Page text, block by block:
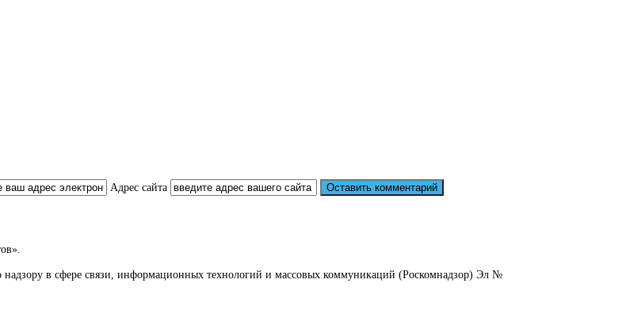
Адрес сайта
в сфере связи, информационных технологий и массовых коммуникаций (Роскомнадзор) Эл №